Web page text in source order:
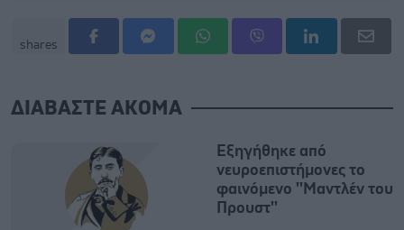
shares
ΔΙΑΒΑΣΤΕ ΑΚΟΜΑ
Εξηγήθηκε από
νευροεπιστήμονες το
φαινόμενο ''Μαντλέν του
Προυστ''